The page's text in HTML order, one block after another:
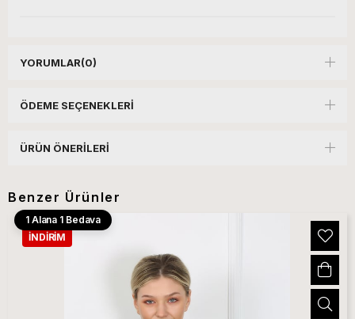
YORUMLAR(0)
ÖDEME SEÇENEKLERI
ÜRÜN ÖNERILERI
Benzer Ürünler
1 Alana 1 Bedava
İNDIRIM